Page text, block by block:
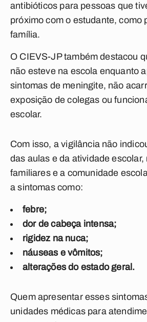
antibióticos para pessoas que
próximo com o estudante, como
família.
O CIEVS-JP também destacou
não esteve na escola enquanto
sintomas de meningite, não
exposição de colegas ou
escolar.
Com isso, a vigilância não
das aulas e da atividade
familiares e a comunidade
a sintomas como:
febre;
dor de cabeça intensa;
rigidez na nuca;
náuseas e vômitos;
alterações do estado geral.
Quem apresentar esses
unidades médicas para